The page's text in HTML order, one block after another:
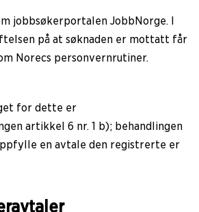
jobbsøkerportalen JobbNorge. I
på at søknaden er mottatt får
Norecs personvernrutiner.
for dette er
artikkel 6 nr. 1 b); behandlingen
en avtale den registrerte er